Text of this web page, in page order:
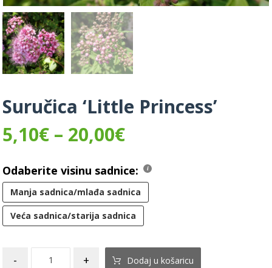
Suručica ‘Little Princess’
5,10€ – 20,00€
Odaberite visinu sadnice:
Manja sadnica/mlađa sadnica
Veća sadnica/starija sadnica
- + Dodaj u košaricu